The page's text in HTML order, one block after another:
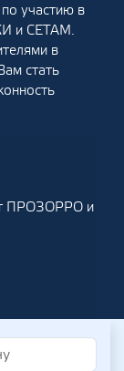
участию в
и СЕТАМ.
в
стать
ПРОЗОРРО и